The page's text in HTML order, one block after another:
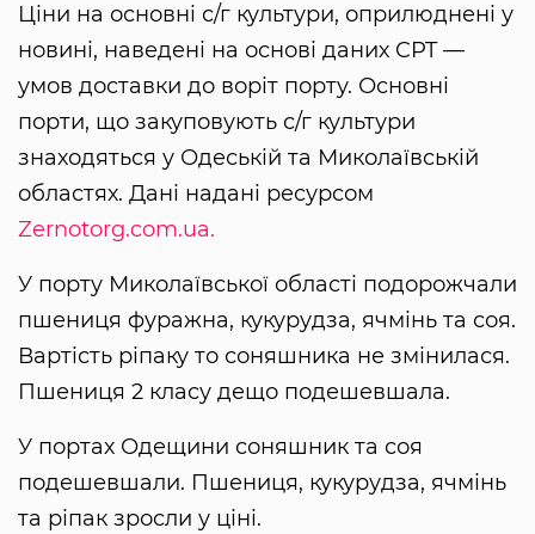
Ціни на основні с/г культури, оприлюднені у
новині, наведені на основі даних CPT —
умов доставки до воріт порту. Основні
порти, що закуповують с/г культури
знаходяться у Одеській та Миколаївській
областях. Дані надані ресурсом
Zernotorg.com.ua.
У порту Миколаївської області подорожчали
пшениця фуражна, кукурудза, ячмінь та соя.
Вартість ріпаку то соняшника не змінилася.
Пшениця 2 класу дещо подешевшала.
У портах Одещини соняшник та соя
подешевшали. Пшениця, кукурудза, ячмінь
та ріпак зросли у ціні.